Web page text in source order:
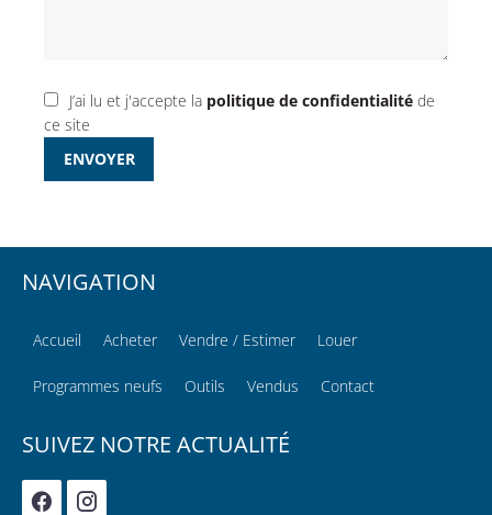
J’ai lu et j'accepte la politique de confidentialité de
ce site
ENVOYER
NAVIGATION
Accueil Acheter Vendre / Estimer Louer
Programmes neufs Outils Vendus Contact
SUIVEZ NOTRE ACTUALITÉ